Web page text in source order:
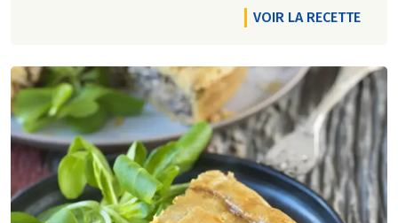
VOIR LA RECETTE